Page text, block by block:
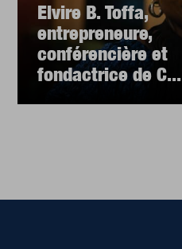
Elvire B. Toffa,
entrepreneure,
conférencière et
fondactrice de C...